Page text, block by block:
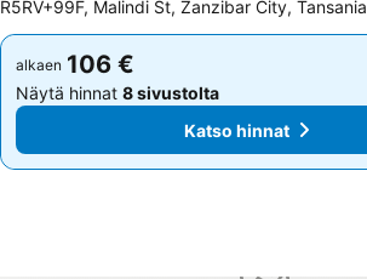
R5RV+99F, Malindi St, Zanzibar City, Tansania
alkaen 106 €
Näytä hinnat 8 sivustolta
Katso hinnat
alkaen 106 €
Näytä hinnat 8 sivustolta
Katso hinnat